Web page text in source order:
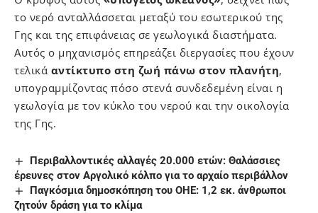
το νερό ανταλλάσσεται μεταξύ του εσωτερικού της
Γης και της επιφάνειας σε γεωλογικά διαστήματα.
Αυτός ο μηχανισμός επηρεάζει διεργασίες που έχουν
τελικά αντίκτυπο στη ζωή πάνω στον πλανήτη,
υπογραμμίζοντας πόσο στενά συνδεδεμένη είναι η
γεωλογία με τον κύκλο του νερού και την οικολογία
της Γης.
Περιβαλλοντικές αλλαγές 20.000 ετών: Θαλάσσιες
έρευνες στον Αργολικό κόλπο για το αρχαίο περιβάλλον
Παγκόσμια δημοσκόπηση του ΟΗΕ: 1,2 εκ. άνθρωποι
ζητούν δράση για το κλίμα